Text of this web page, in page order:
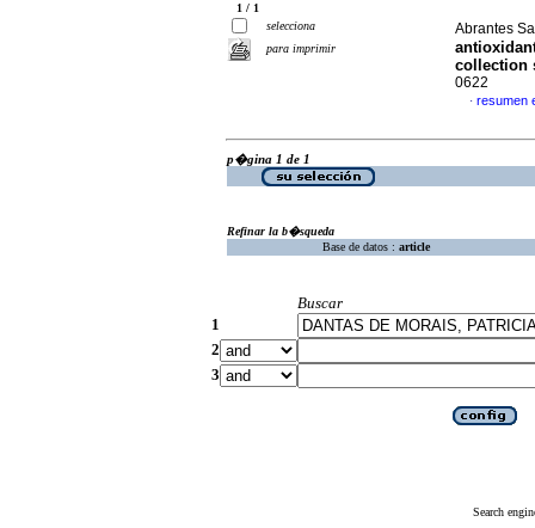
1 / 1
selecciona
para imprimir
Abrantes
collection
0622
· resumen
p�gina 1 de 1
Refinar la b�squeda
Base de datos : article
Buscar
1
2
3
Search